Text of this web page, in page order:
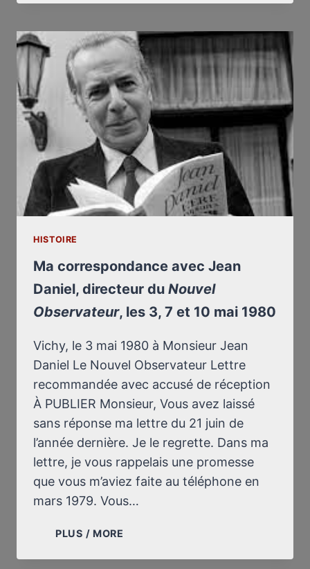
M.
DIRECTEUR
RESPONSABLE
DU
MAGAZINE
LE
NOUVEL
OBSERVATEUR
HISTOIRE
Ma correspondance avec Jean
Daniel, directeur du Nouvel
Observateur, les 3, 7 et 10 mai 1980
Vichy, le 3 mai 1980 à Monsieur Jean
Daniel Le Nouvel Observateur Lettre
recommandée avec accusé de réception
À PUBLIER Monsieur, Vous avez laissé
sans réponse ma lettre du 21 juin de
l’année dernière. Je le regrette. Dans ma
lettre, je vous rappelais une promesse
que vous m’aviez faite au téléphone en
mars 1979. Vous…
PLUS / MORE
AVEC